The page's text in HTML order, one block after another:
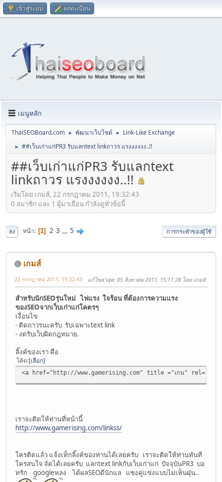
เข้าสู่ระบบ ลงทะเบียน
เมนูหลัก
ThaiSEOBoard.com ► พัฒนาเว็บไซต์ ► Link-Like Exchange
► ##เว็บเก่าแก่PR3 รับแลกtext linkถาวร แรงงงงงง..!!
##เว็บเก่าแก่PR3 รับแลกtext
linkถาวร แรงงงงงง..!!
เริ่มโดย เกมส์, 22 กรกฎาคม 2011, 19:32:43
0 สมาชิก และ 1 ผู้มาเยือน กำลังดูหัวข้อนี้
ลง หน้า 1 2 3 ... 5 การกระทำของผู้ใช้
เกมส์
22 กรกฎาคม 2011, 19:32:43 แก้ไขล่าสุด: 05 สิงหาคม 2011, 15:11:28 โดย เกมส์
สำหรับนักSEOรุ่นใหม่ ไฟแรง ใจร้อน ที่ต้องการความแรง
ของSEOจากเว็บเก่าแก่โคตรๆ
เงื่อนไข
- ติดถาวรนะครับ รับเฉพาะtext link
- งดรับเว็บผิดกฎหมาย.
ลิ๊งค์ของเรา คือ
โค้ด เลือก
<a href="http://www.gamerising.com" title ="เกม"
เราจะติดให้ท่านที่หน้านี้
http://www.gamerising.com/linkss/
ใครติดแล้ว แจ้งเท็กลิ๊งค์ของท่านได้เลยครับ เราจะติดให้ท่านทันที
ใครสนใจ จัดได้เลยครับ แลกtext linkกับเว็บเก่าแก่ ปัจจุบันPR3 บอ
ทรัก googleหลง ได้ผลSEOดีนักแล แซงคู่แข่งแบบไม่เห็นฝุ่น..